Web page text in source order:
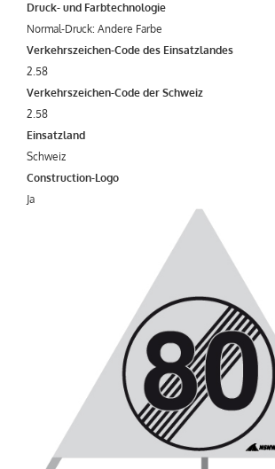
Druck- und Farbtechnologie
Normal-Druck: Andere Farbe
Verkehrszeichen-Code des Einsatzlandes
2.58
Verkehrszeichen-Code der Schweiz
2.58
Einsatzland
Schweiz
Construction-Logo
Ja